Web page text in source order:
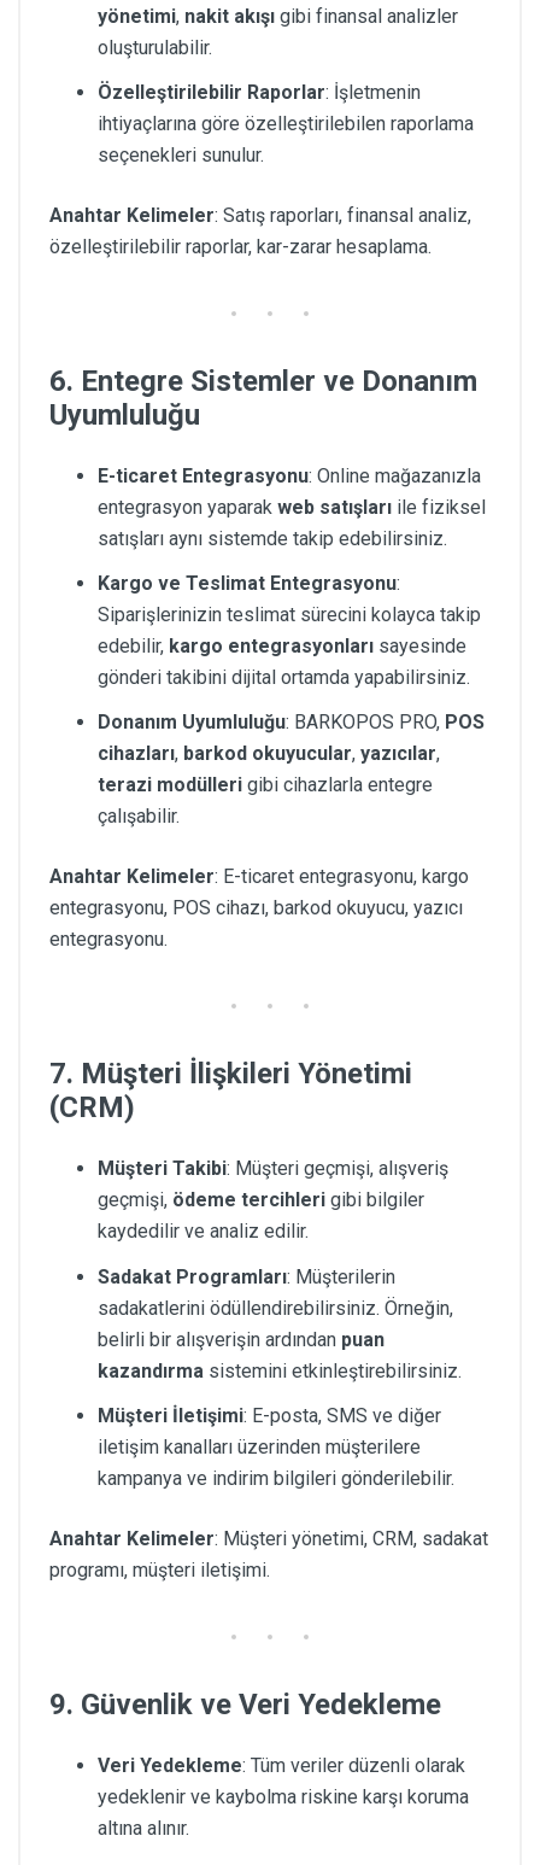
yönetimi, nakit akışı gibi finansal analizler
oluşturulabilir.
Özelleştirilebilir Raporlar: İşletmenin
ihtiyaçlarına göre özelleştirilebilen raporlama
seçenekleri sunulur.
Anahtar Kelimeler: Satış raporları, finansal analiz,
özelleştirilebilir raporlar, kar-zarar hesaplama.
6. Entegre Sistemler ve Donanım
Uyumluluğu
E-ticaret Entegrasyonu: Online mağazanızla
entegrasyon yaparak web satışları ile fiziksel
satışları aynı sistemde takip edebilirsiniz.
Kargo ve Teslimat Entegrasyonu:
Siparişlerinizin teslimat sürecini kolayca takip
edebilir, kargo entegrasyonları sayesinde
gönderi takibini dijital ortamda yapabilirsiniz.
Donanım Uyumluluğu: BARKOPOS PRO, POS
cihazları, barkod okuyucular, yazıcılar,
terazi modülleri gibi cihazlarla entegre
çalışabilir.
Anahtar Kelimeler: E-ticaret entegrasyonu, kargo
entegrasyonu, POS cihazı, barkod okuyucu, yazıcı
entegrasyonu.
7. Müşteri İlişkileri Yönetimi
(CRM)
Müşteri Takibi: Müşteri geçmişi, alışveriş
geçmişi, ödeme tercihleri gibi bilgiler
kaydedilir ve analiz edilir.
Sadakat Programları: Müşterilerin
sadakatlerini ödüllendirebilirsiniz. Örneğin,
belirli bir alışverişin ardından puan
kazandırma sistemini etkinleştirebilirsiniz.
Müşteri İletişimi: E-posta, SMS ve diğer
iletişim kanalları üzerinden müşterilere
kampanya ve indirim bilgileri gönderilebilir.
Anahtar Kelimeler: Müşteri yönetimi, CRM, sadakat
programı, müşteri iletişimi.
9. Güvenlik ve Veri Yedekleme
Veri Yedekleme: Tüm veriler düzenli olarak
yedeklenir ve kaybolma riskine karşı koruma
altına alınır.